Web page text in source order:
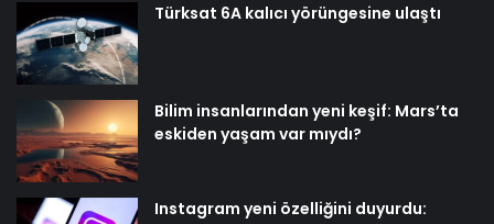
Türksat 6A kalıcı yörüngesine ulaştı
Bilim insanlarından yeni keşif: Mars’ta
eskiden yaşam var mıydı?
Instagram yeni özelliğini duyurdu: